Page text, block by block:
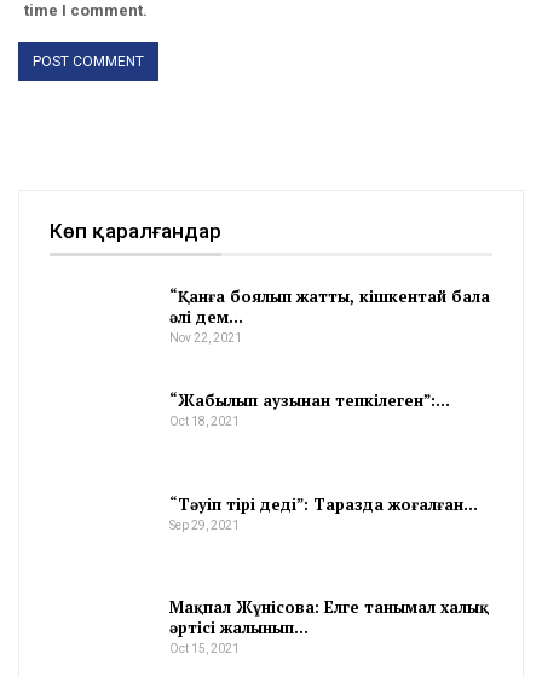
time I comment.
Көп қаралғандар
“Қанға боялып жатты, кішкентай бала
әлі дем…
Nov 22, 2021
“Жабылып аузынан тепкілеген”:…
Oct 18, 2021
“Тәуіп тірі деді”: Таразда жоғалған…
Sep 29, 2021
Мақпал Жүнісова: Елге танымал халық
әртісі жалынып…
Oct 15, 2021